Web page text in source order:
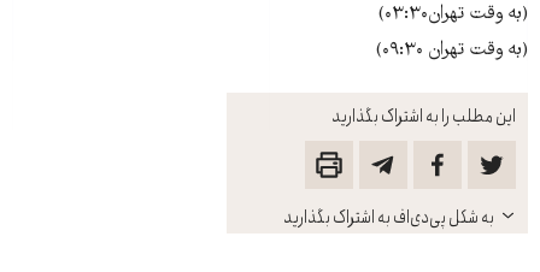
این مطلب را به اشتراک بگذارید
باز
کنید
به شکل پی‌دی‌اف به اشتراک بگذارید
(به وقت تهران۰۳:۳۰)
(به وقت تهران ۰۹:۳۰)